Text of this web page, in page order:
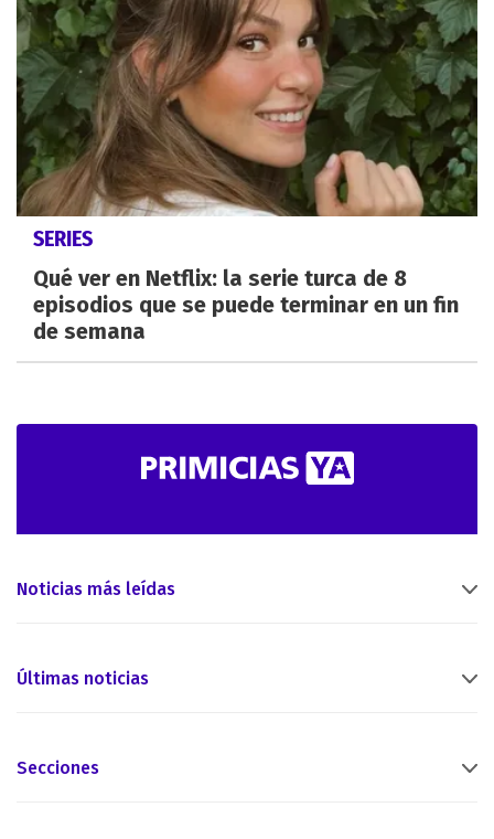
SERIES
Qué ver en Netflix: la serie turca de 8
episodios que se puede terminar en un fin
de semana
Noticias más leídas
Últimas noticias
Secciones